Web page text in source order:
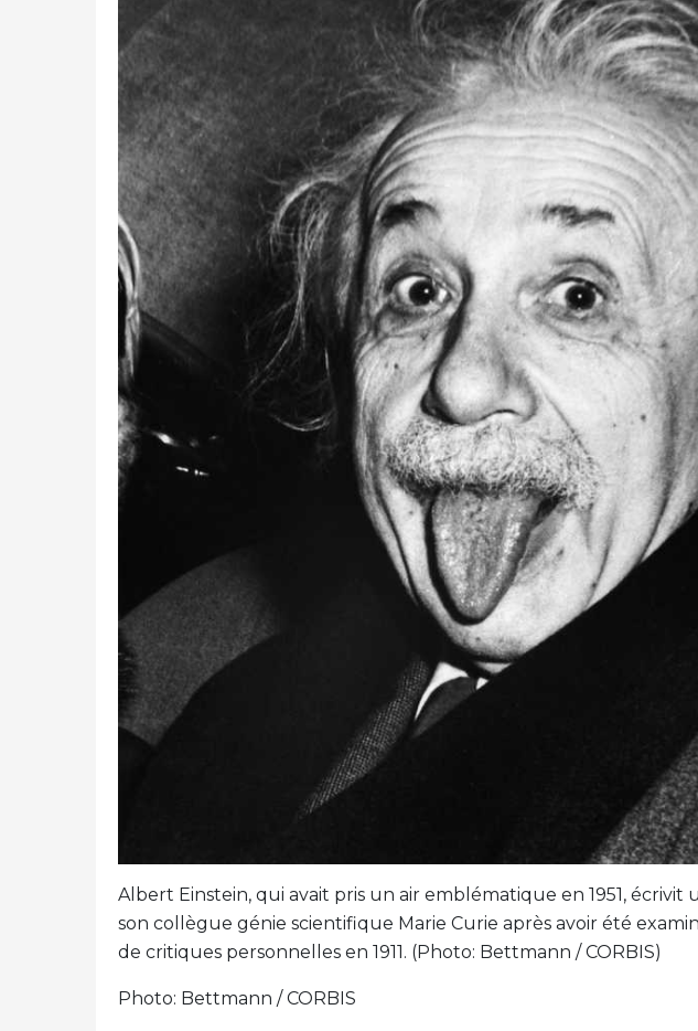
Albert Einstein, qui avait pris un air emblématique en 1951,
son collègue génie scientifique Marie Curie après avoir été
de critiques personnelles en 1911. (Photo: Bettmann / CORBIS)
Photo: Bettmann / CORBIS